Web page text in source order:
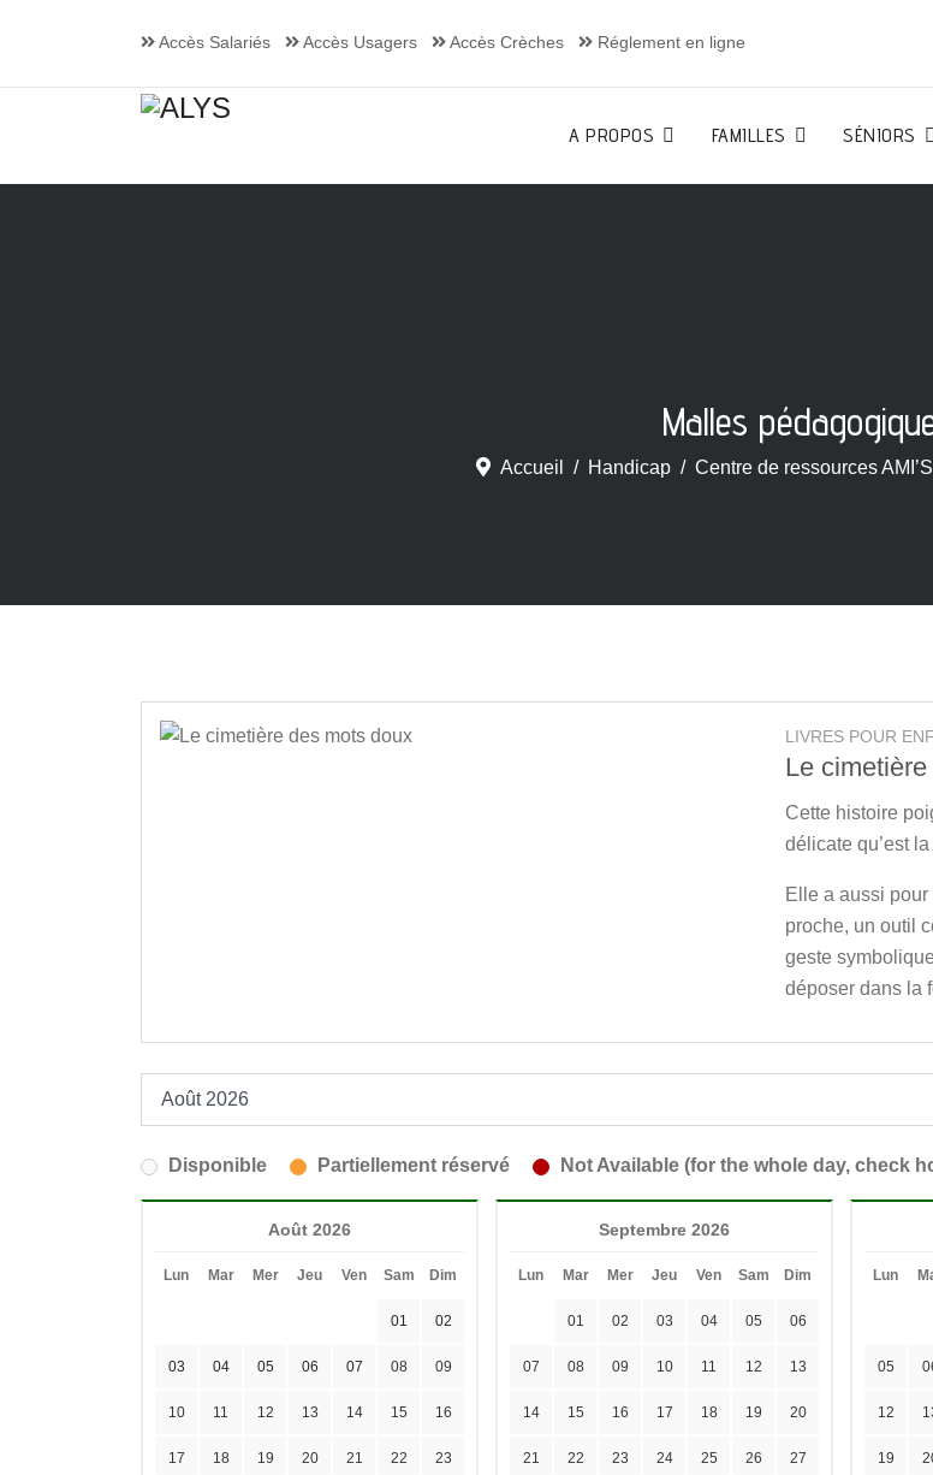
Accès Salariés Accès Usagers Accès Crèches Réglement en ligne
A PROPOS FAMILLES SÉNIORS
Malles
Accueil Handicap Centre de ressources AMI’S
LIVRES POUR
Le
Cette histoire
délicate qu’est
Elle a aussi
proche, un outil
geste
déposer dans la
Disponible Partiellement réservé Not Available (for the whole day, check
Août 2026
Lun Mar Mer Jeu Ven Sam Dim
01 02
03 04 05 06 07 08 09
10 11 12 13 14 15 16
17 18 19 20 21 22 23
Septembre 2026
Lun Mar Mer Jeu Ven Sam Dim
01 02 03 04 05 06
07 08 09 10 11 12 13
14 15 16 17 18 19 20
21 22 23 24 25 26 27
Lun
05
12
19